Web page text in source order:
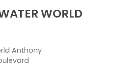
WORLD
Anthony